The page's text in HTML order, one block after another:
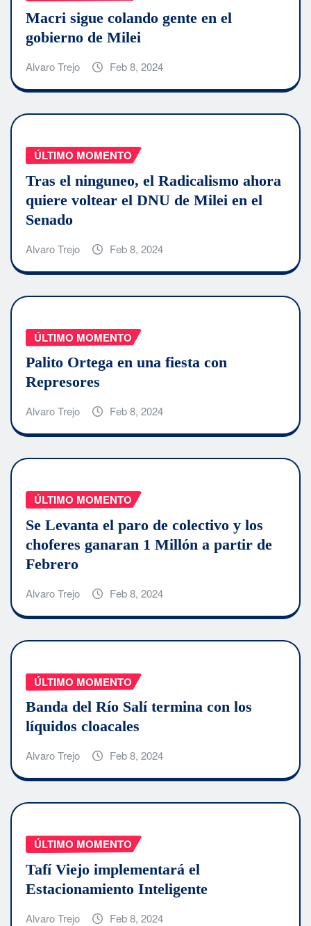
Macri sigue colando gente en el
gobierno de Milei
Alvaro Trejo Feb 8, 2024
ÚLTIMO MOMENTO
Tras el ninguneo, el Radicalismo ahora
quiere voltear el DNU de Milei en el
Senado
Alvaro Trejo Feb 8, 2024
ÚLTIMO MOMENTO
Palito Ortega en una fiesta con
Represores
Alvaro Trejo Feb 8, 2024
ÚLTIMO MOMENTO
Se Levanta el paro de colectivo y los
choferes ganaran 1 Millón a partir de
Febrero
Alvaro Trejo Feb 8, 2024
ÚLTIMO MOMENTO
Banda del Río Salí termina con los
líquidos cloacales
Alvaro Trejo Feb 8, 2024
ÚLTIMO MOMENTO
Tafí Viejo implementará el
Estacionamiento Inteligente
Alvaro Trejo Feb 8, 2024